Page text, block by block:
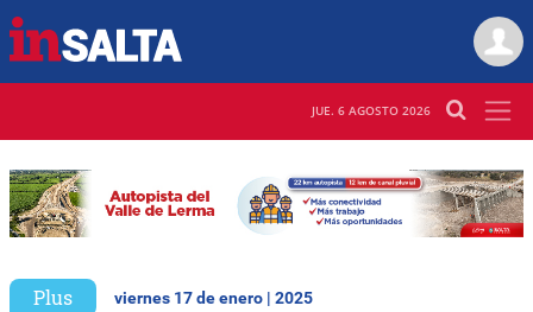
JUE. 6 AGOSTO 2026
Plus viernes 17 de enero | 2025